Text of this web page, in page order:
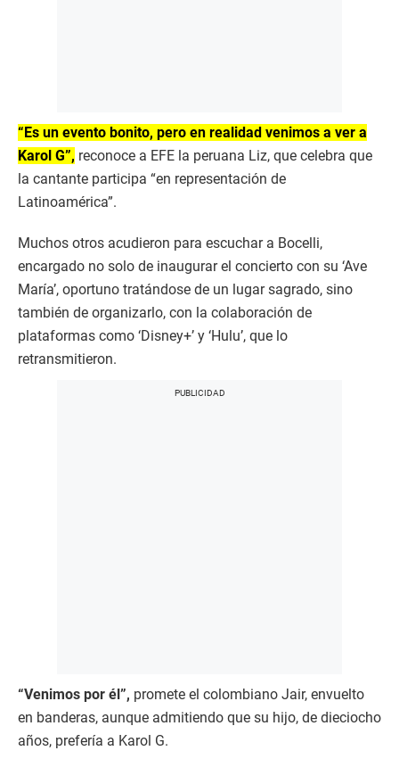
“Es un evento bonito, pero en realidad venimos a ver a
Karol G”, reconoce a EFE la peruana Liz, que celebra que
la cantante participa “en representación de
Latinoamérica”.
Muchos otros acudieron para escuchar a Bocelli,
encargado no solo de inaugurar el concierto con su ‘Ave
María’, oportuno tratándose de un lugar sagrado, sino
también de organizarlo, con la colaboración de
plataformas como ‘Disney+’ y ‘Hulu’, que lo
retransmitieron.
“Venimos por él”, promete el colombiano Jair, envuelto
en banderas, aunque admitiendo que su hijo, de dieciocho
años, prefería a Karol G.